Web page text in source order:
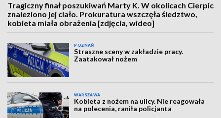
Tragiczny finał poszukiwań Marty K. W okolicach Cierpic
znaleziono jej ciało. Prokuratura wszczęła śledztwo,
kobieta miała obrażenia [zdjęcia, wideo]
POZNAŃ
Straszne sceny w zakładzie pracy.
Zaatakował nożem
WARSZAWA
Kobieta z nożem na ulicy. Nie reagowała
na polecenia, raniła policjanta